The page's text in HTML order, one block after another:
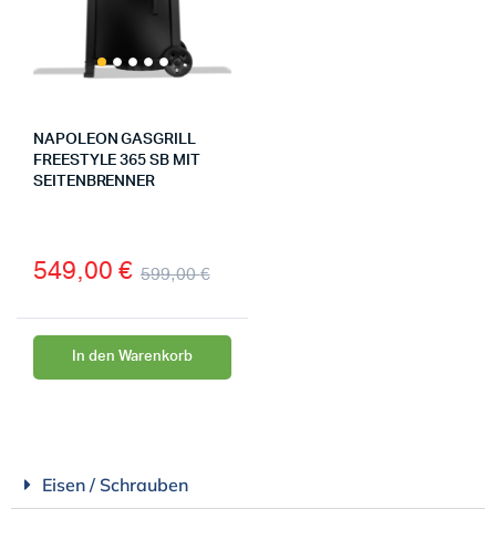
NAPOLEON GASGRILL
FREESTYLE 365 SB MIT
SEITENBRENNER
599,00€
549,00 €
In den Warenkorb
Eisen / Schrauben